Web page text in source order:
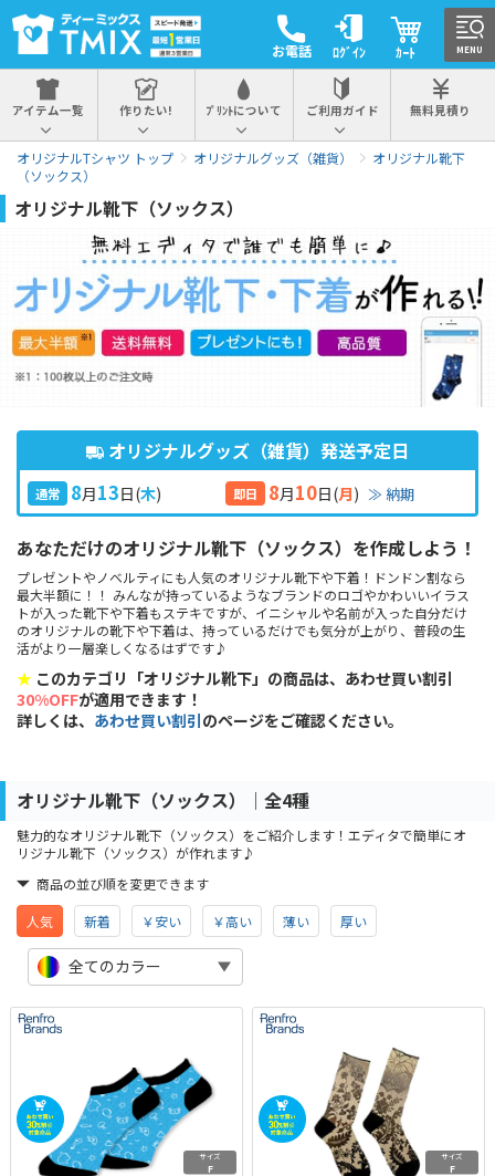
お電話 ﾛｸﾞｲﾝ ｶｰﾄ
アイテム一覧 作りたい! ﾌﾟﾘﾝﾄについて ご利用ガイド 無料見積り
オリジナルTシャツ トップ オリジナルグッズ（雑貨）
オリジナル靴下
（ソックス）
オリジナル靴下（ソックス）
オリジナルグッズ（雑貨）発送予定日
通常 8月13日(木) 即日 8月10日(月) ≫ 納期
あなただけのオリジナル靴下（ソックス）を作成しよう！
プレゼントやノベルティにも人気のオリジナル靴下や下着！ドンドン割なら
最大半額に！！ みんなが持っているようなブランドのロゴやかわいいイラス
トが入った靴下や下着もステキですが、イニシャルや名前が入った自分だけ
のオリジナルの靴下や下着は、持っているだけでも気分が上がり、普段の生
活がより一層楽しくなるはずです♪
★ このカテゴリ「オリジナル靴下」の商品は、あわせ買い割引
30%OFFが適用できます！
詳しくは、 あわせ買い割引のページをご確認ください。
オリジナル靴下（ソックス）│全4種
魅力的なオリジナル靴下（ソックス）をご紹介します！エディタで簡単にオ
リジナル靴下（ソックス）が作れます♪
商品の並び順を変更できます
人気
新着 ￥安い ￥高い 薄い 厚い
全てのカラー
サイズ
F
サイズ
F
MENU